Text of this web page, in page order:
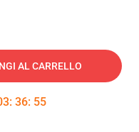
AL CARRELLO
: 36: 54